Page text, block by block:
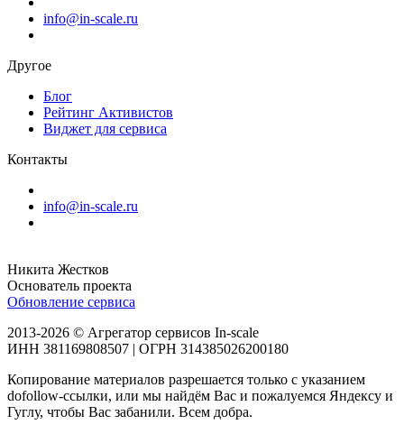
info@in-scale.ru
Другое
Блог
Рейтинг Активистов
Виджет для сервиса
Контакты
info@in-scale.ru
Никита Жестков
Основатель проекта
Обновление сервиса
2013-2026 © Агрегатор сервисов In-scale
ИНН 381169808507 | ОГРН 314385026200180
Копирование материалов разрешается только с указанием
dofollow-ссылки, или мы найдём Вас и пожалуемся Яндексу и
Гуглу, чтобы Вас забанили. Всем добра.